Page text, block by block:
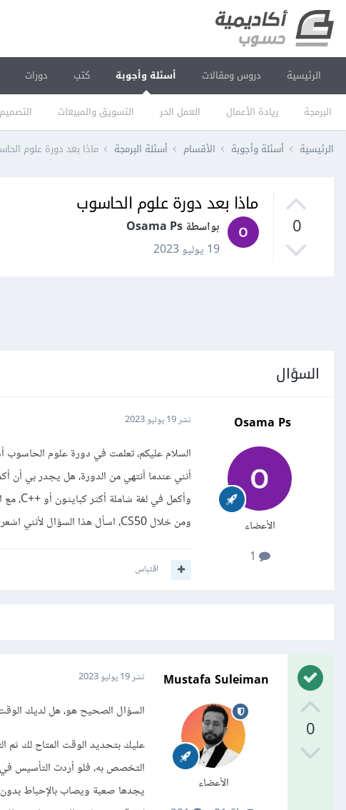
الرئيسية دروس ومقالات أسئلة وأجوبة
البرمجة ريادة الأعمال العمل الحر التسويق والمبيعات التصميم
كتب دورات
الرئيسية أسئلة وأجوبة الأقسام أسئلة البرمجة ماذا بعد دورة علوم
0
ماذا بعد دورة علوم الحاسوب
بواسطة Osama Ps
19 يوليو 2023
السؤال
Osama Ps
الأعضاء
نشر19 يوليو 2023
السلام عليكم، تعلمت في دورة علوم الحاسوب
أنني عندما أنتهي من الدورة، هل يجدر بي أن
ومن خلال CS50، اسأل هذا السؤال لأنني اشعر بالتشتت مع وجود عدة مصادر وعدة مواضيع مهمة، وشكراً مقدماً
اقتباس
0
Mustafa Suleiman
الأعضاء
نشر19 يوليو 2023
السؤال الصحيح هو، هل لديك
عليك بتحديد الوقت المتاح لك ثم
يجدها صعبة ويصاب بالإحباط